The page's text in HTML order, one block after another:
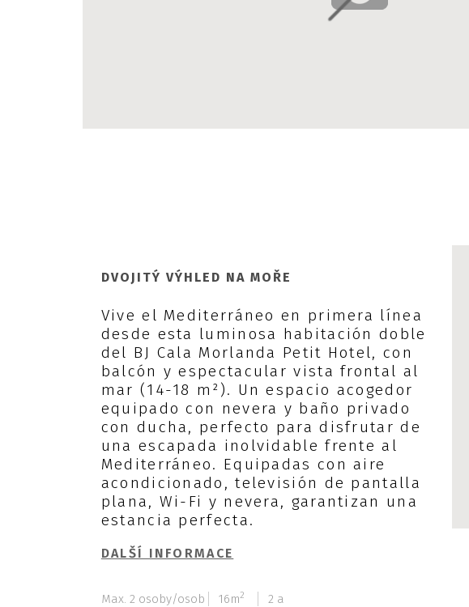
DVOJITÝ VÝHLED NA MOŘE
Vive el Mediterráneo en primera línea
desde esta luminosa habitación doble
del BJ Cala Morlanda Petit Hotel, con
balcón y espectacular vista frontal al
mar (14-18 m²). Un espacio acogedor
equipado con nevera y baño privado
con ducha, perfecto para disfrutar de
una escapada inolvidable frente al
Mediterráneo. Equipadas con aire
acondicionado, televisión de pantalla
plana, Wi-Fi y nevera, garantizan una
estancia perfecta.
DALŠÍ INFORMACE
Max. 2 osoby/osob 16m2 2 a